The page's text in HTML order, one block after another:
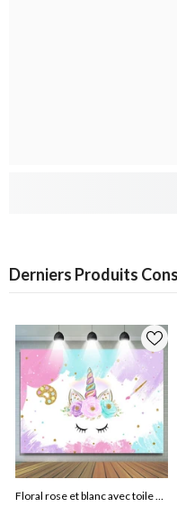
Derniers Produits
Floral rose et blanc avec toile de